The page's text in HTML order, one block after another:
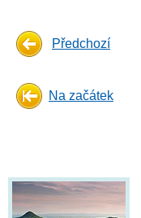
Předchozí
Na začátek